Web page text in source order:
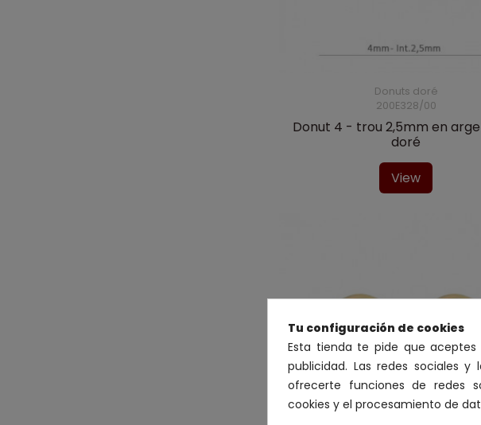
Donuts doré
200E328/00
Donut 4 - trou 2,5mm en
doré
View
Tu configuración de cookies
Esta tienda te pide que
publicidad. Las redes sociales
ofrecerte funciones de redes
cookies y el procesamiento de